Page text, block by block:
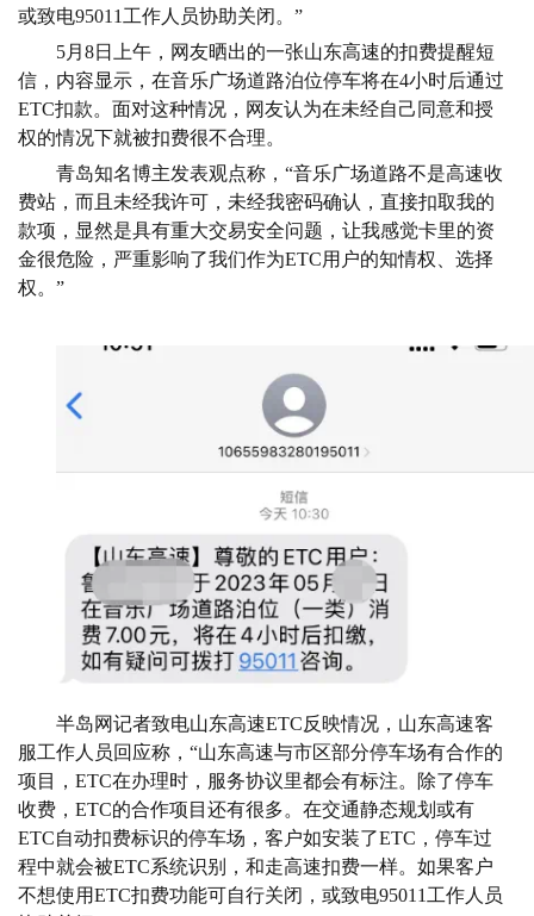
或致电95011工作人员协助关闭。”
5月8日上午，网友晒出的一张山东高速的扣费提醒短
信，内容显示，在音乐广场道路泊位停车将在4小时后通过
ETC扣款。面对这种情况，网友认为在未经自己同意和授
权的情况下就被扣费很不合理。
青岛知名博主发表观点称，“音乐广场道路不是高速收
费站，而且未经我许可，未经我密码确认，直接扣取我的
款项，显然是具有重大交易安全问题，让我感觉卡里的资
金很危险，严重影响了我们作为ETC用户的知情权、选择
权。”
半岛网记者致电山东高速ETC反映情况，山东高速客
服工作人员回应称，“山东高速与市区部分停车场有合作的
项目，ETC在办理时，服务协议里都会有标注。除了停车
收费，ETC的合作项目还有很多。在交通静态规划或有
ETC自动扣费标识的停车场，客户如安装了ETC，停车过
程中就会被ETC系统识别，和走高速扣费一样。如果客户
不想使用ETC扣费功能可自行关闭，或致电95011工作人员